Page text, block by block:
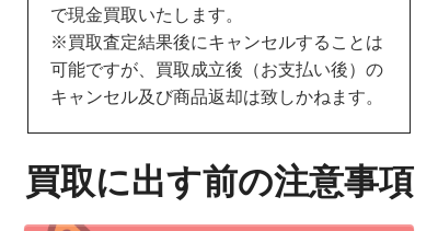
で現金買取いたします。
※買取査定結果後にキャンセルすることは
可能ですが、買取成立後（お支払い後）の
キャンセル及び商品返却は致しかねます。
買取に出す前の注意事項